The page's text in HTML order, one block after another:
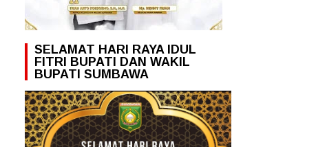
SELAMAT HARI RAYA IDUL
FITRI BUPATI DAN WAKIL
BUPATI SUMBAWA